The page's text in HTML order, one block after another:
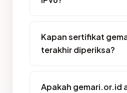
Kapan sertifikat
terakhir diperiksa?
Apakah gemari.or.id